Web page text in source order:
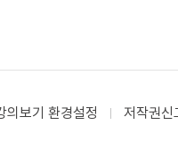
의보기 환경설정 저작권신